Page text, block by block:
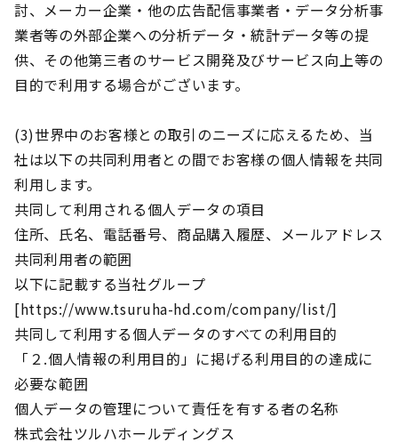
討、メーカー企業・他の広告配信事業者・データ分析事
業者等の外部企業への分析データ・統計データ等の提
供、その他第三者のサービス開発及びサービス向上等の
目的で利用する場合がございます。
(3)世界中のお客様との取引のニーズに応えるため、当
社は以下の共同利用者との間でお客様の個人情報を共同
利用します。
共同して利用される個人データの項目
住所、氏名、電話番号、商品購入履歴、メールアドレス
共同利用者の範囲
以下に記載する当社グループ
[https://www.tsuruha-hd.com/company/list/]
共同して利用する個人データのすべての利用目的
「２.個人情報の利用目的」に掲げる利用目的の達成に
必要な範囲
個人データの管理について責任を有する者の名称
株式会社ツルハホールディングス